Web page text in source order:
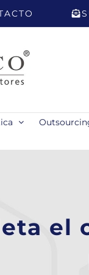
el